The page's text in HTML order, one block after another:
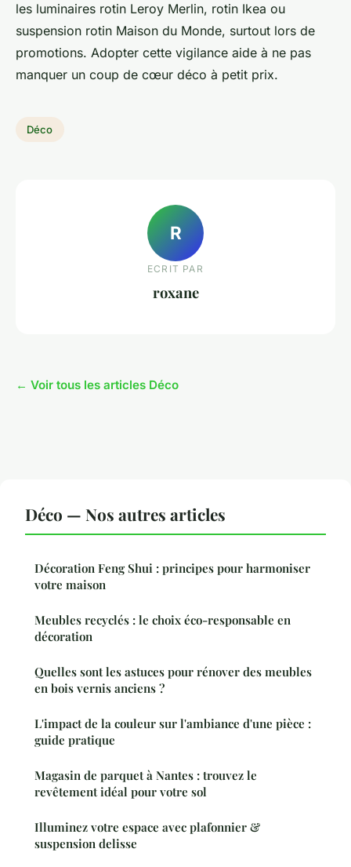
les luminaires rotin Leroy Merlin, rotin Ikea ou
suspension rotin Maison du Monde, surtout lors de
promotions. Adopter cette vigilance aide à ne pas
manquer un coup de cœur déco à petit prix.
Déco
R
ECRIT PAR
roxane
← Voir tous les articles Déco
Déco — Nos autres articles
Décoration Feng Shui : principes pour harmoniser
votre maison
Meubles recyclés : le choix éco-responsable en
décoration
Quelles sont les astuces pour rénover des meubles
en bois vernis anciens ?
L'impact de la couleur sur l'ambiance d'une pièce :
guide pratique
Magasin de parquet à Nantes : trouvez le
revêtement idéal pour votre sol
Illuminez votre espace avec plafonnier &
suspension delisse